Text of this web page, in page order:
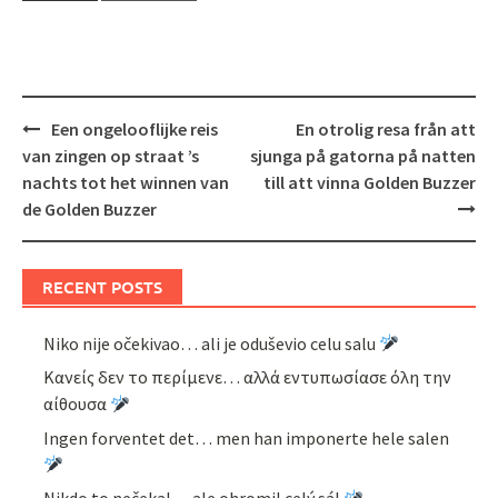
Post
navigation
Een ongelooflijke reis
van zingen op straat ’s
nachts tot het winnen van
de Golden Buzzer
En otrolig resa från att
sjunga på gatorna på natten
till att vinna Golden Buzzer
RECENT POSTS
Niko nije očekivao… ali je oduševio celu salu
Κανείς δεν το περίμενε… αλλά εντυπωσίασε όλη την
αίθουσα
Ingen forventet det… men han imponerte hele salen